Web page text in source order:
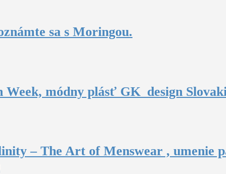
sa s Moringou.
módny plásť GK_design
– The Art of Menswear , umenie